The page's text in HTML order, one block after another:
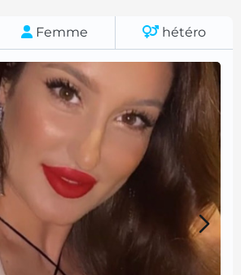
Femme hétéro